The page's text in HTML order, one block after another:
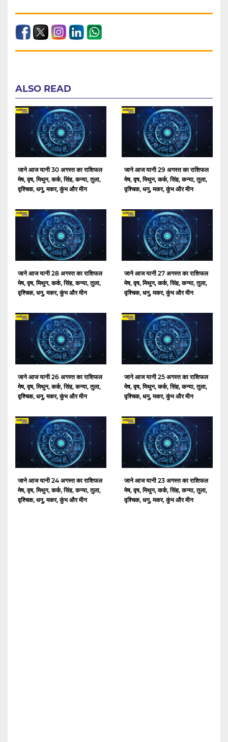
ALSO READ
जाने आज यानी 30 अगस्त का राशिफल
मेष, वृष, मिथुन, कर्क, सिंह, कन्या, तुला,
वृश्चिक, धनु, मकर, कुंभ और मीन
जाने आज यानी 29 अगस्त का राशिफल
मेष, वृष, मिथुन, कर्क, सिंह, कन्या, तुला,
वृश्चिक, धनु, मकर, कुंभ और मीन
जाने आज यानी 28 अगस्त का राशिफल
मेष, वृष, मिथुन, कर्क, सिंह, कन्या, तुला,
वृश्चिक, धनु, मकर, कुंभ और मीन
जाने आज यानी 27 अगस्त का राशिफल
मेष, वृष, मिथुन, कर्क, सिंह, कन्या, तुला,
वृश्चिक, धनु, मकर, कुंभ और मीन
जाने आज यानी 26 अगस्त का राशिफल
मेष, वृष, मिथुन, कर्क, सिंह, कन्या, तुला,
वृश्चिक, धनु, मकर, कुंभ और मीन
जाने आज यानी 25 अगस्त का राशिफल
मेष, वृष, मिथुन, कर्क, सिंह, कन्या, तुला,
वृश्चिक, धनु, मकर, कुंभ और मीन
जाने आज यानी 24 अगस्त का राशिफल
मेष, वृष, मिथुन, कर्क, सिंह, कन्या, तुला,
वृश्चिक, धनु, मकर, कुंभ और मीन
जाने आज यानी 23 अगस्त का राशिफल
मेष, वृष, मिथुन, कर्क, सिंह, कन्या, तुला,
वृश्चिक, धनु, मकर, कुंभ और मीन